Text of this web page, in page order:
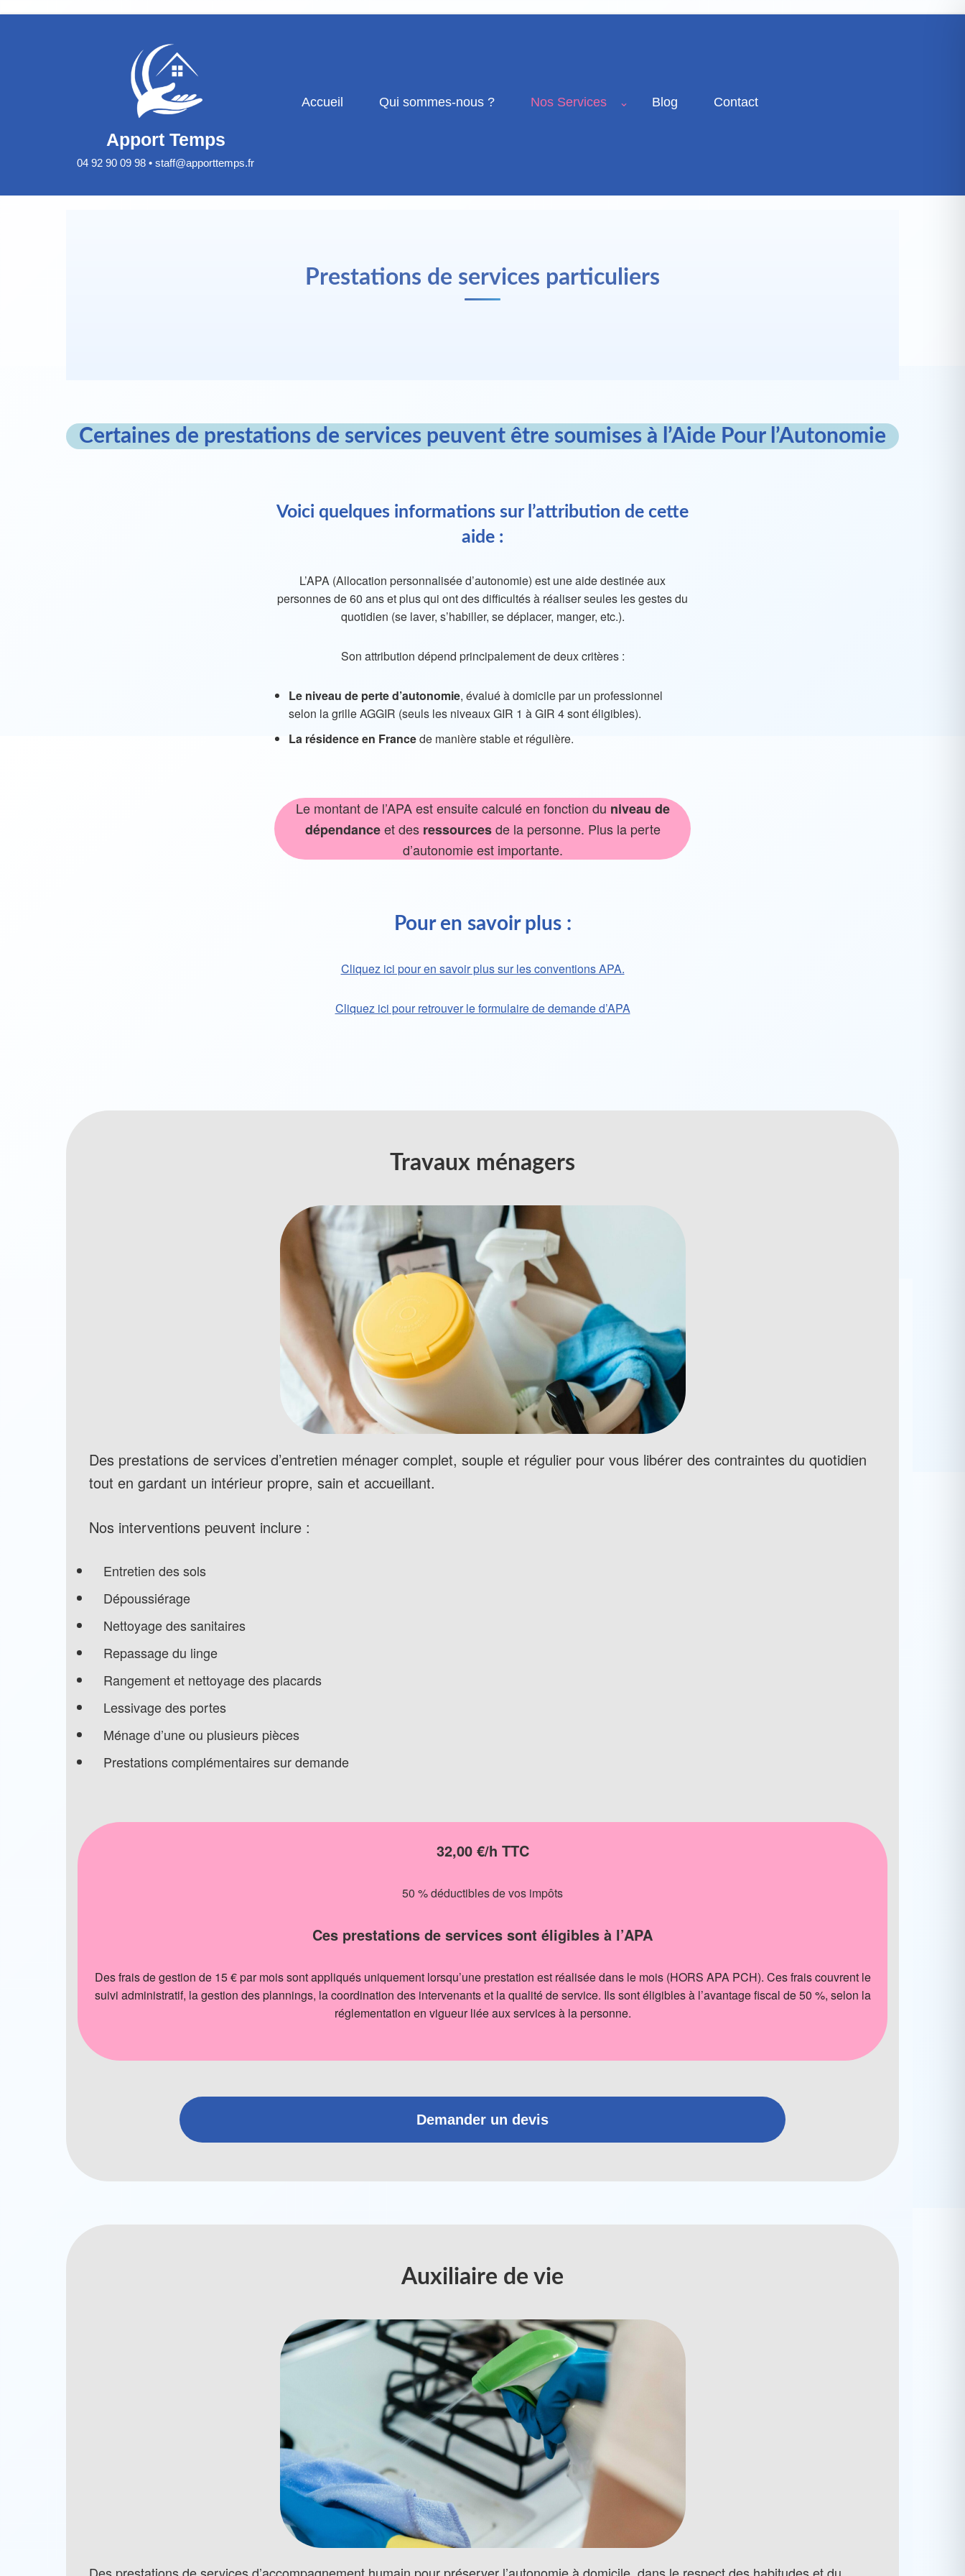
Apport Temps
04 92 90 09 98 • staff@apporttemps.fr
Accueil Qui sommes-nous ? Nos Services Blog Contact
Prestations de services particuliers
Certaines de prestations de services peuvent être soumises à l’Aide Pour l’Autonomie
Voici quelques informations sur l’attribution de cette
aide :
L’APA (Allocation personnalisée d’autonomie) est une aide destinée aux
personnes de 60 ans et plus qui ont des difficultés à réaliser seules les gestes du
quotidien (se laver, s’habiller, se déplacer, manger, etc.).
Son attribution dépend principalement de deux critères :
Le niveau de perte d’autonomie, évalué à domicile par un professionnel
selon la grille AGGIR (seuls les niveaux GIR 1 à GIR 4 sont éligibles).
La résidence en Francede manière stable et régulière.
Le montant de l’APA est ensuite calculé en fonction du niveau de
dépendanceet des ressourcesde la personne. Plus la perte
d’autonomie est importante.
Pour en savoir plus :
Cliquez ici pour en savoir plus sur les conventions APA.
Cliquez ici pour retrouver le formulaire de demande d’APA
Travaux ménagers
Des prestations de services d’entretien ménager complet, souple et régulier pour vous libérer des contraintes du quotidien
tout en gardant un intérieur propre, sain et accueillant.
Nos interventions peuvent inclure :
Entretien des sols
Dépoussiérage
Nettoyage des sanitaires
Repassage du linge
Rangement et nettoyage des placards
Lessivage des portes
Ménage d’une ou plusieurs pièces
Prestations complémentaires sur demande
32,00 €/h TTC
50 % déductibles de vos impôts
Ces prestations de services sont éligibles à l’APA
Des frais de gestion de 15 € par mois sont appliqués uniquement lorsqu’une prestation est réalisée dans le mois (HORS APA PCH). Ces frais couvrent le
suivi administratif, la gestion des plannings, la coordination des intervenants et la qualité de service. Ils sont éligibles à l’avantage fiscal de 50 %, selon la
réglementation en vigueur liée aux services à la personne.
Demander un devis
Auxiliaire de vie